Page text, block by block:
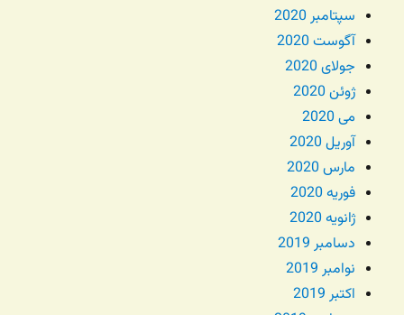
سپتامبر 2020
آگوست 2020
جولای 2020
ژوئن 2020
می 2020
آوریل 2020
مارس 2020
فوریه 2020
ژانویه 2020
دسامبر 2019
نوامبر 2019
اکتبر 2019